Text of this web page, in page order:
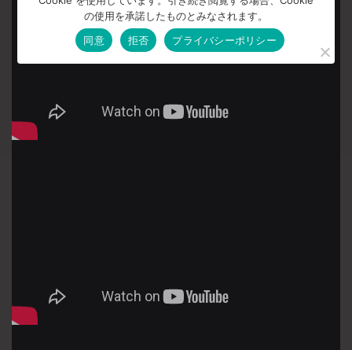
の使用を承諾したものとみなされます。
同意
拒否 プライバシーポリシー